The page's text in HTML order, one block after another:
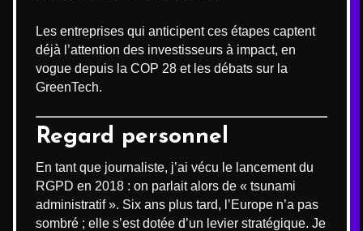
Les entreprises qui anticipent ces étapes captent
déjà l’attention des investisseurs à impact, en
vogue depuis la COP 28 et les débats sur la
GreenTech.
Regard personnel
En tant que journaliste, j’ai vécu le lancement du
RGPD en 2018 : on parlait alors de « tsunami
administratif ». Six ans plus tard, l’Europe n’a pas
sombré ; elle s’est dotée d’un levier stratégique. Je